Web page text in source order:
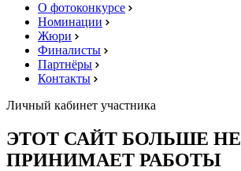
О фотоконкурсе
Номинации
Жюри
Финалисты
Партнёры
Контакты
Личный кабинет участника
ЭТОТ САЙТ БОЛЬШЕ НЕ
ПРИНИМАЕТ РАБОТЫ